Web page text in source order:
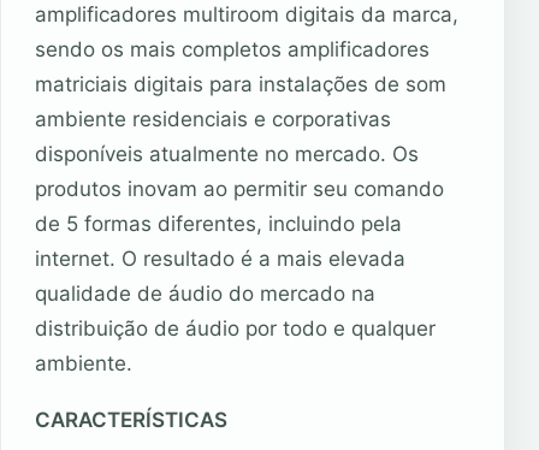
amplificadores multiroom digitais da marca,
sendo os mais completos amplificadores
matriciais digitais para instalações de som
ambiente residenciais e corporativas
disponíveis atualmente no mercado. Os
produtos inovam ao permitir seu comando
de 5 formas diferentes, incluindo pela
internet. O resultado é a mais elevada
qualidade de áudio do mercado na
distribuição de áudio por todo e qualquer
ambiente.
CARACTERÍSTICAS